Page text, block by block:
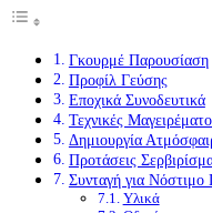
Γκουρμέ Παρουσίαση
Προφίλ Γεύσης
Εποχικά Συνοδευτικά
Τεχνικές
Δημιουργία
Προτάσεις
Συνταγή για Νόστιμο
Υλικά